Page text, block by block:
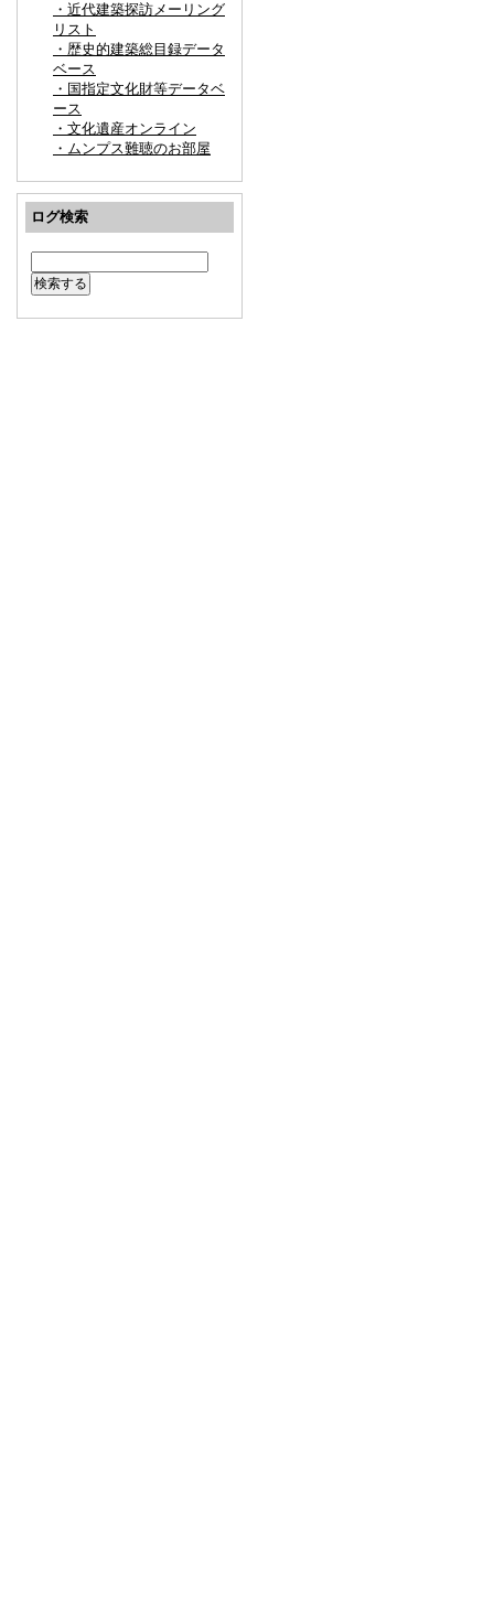
・近代建築探訪メーリング
リスト
・歴史的建築総目録データ
ベース
・国指定文化財等データベ
ース
・文化遺産オンライン
・ムンプス難聴のお部屋
ログ検索